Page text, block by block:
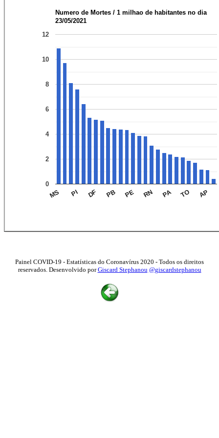
Numero de Mortes / 1 milhao de habitantes no dia
23/05/2021
MS PI DF PB PE RN PA TO AP
0
2
4
6
8
10
12
Painel COVID-19 - Estatísticas do Coronavírus 2020 - Todos os direitos
reservados. Desenvolvido porGiscard Stephanou @giscardstephanou